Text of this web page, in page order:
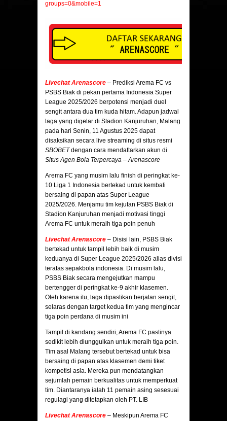
groups=0&mobile=1
Livechat Arenascore – Prediksi Arema FC vs
PSBS Biak di pekan pertama Indonesia Super
League 2025/2026 berpotensi menjadi duel
sengit antara dua tim kuda hitam. Adapun jadwal
laga yang digelar di Stadion Kanjuruhan, Malang
pada hari Senin, 11 Agustus 2025 dapat
disaksikan secara live streaming di situs resmi
SBOBETdengan cara mendaftarkan akun di
Situs Agen Bola Terpercaya – Arenascore
Arema FC yang musim lalu finish di peringkat ke-
10 Liga 1 Indonesia bertekad untuk kembali
bersaing di papan atas Super League
2025/2026. Menjamu tim kejutan PSBS Biak di
Stadion Kanjuruhan menjadi motivasi tinggi
Arema FC untuk meraih tiga poin penuh
Livechat Arenascore – Disisi lain, PSBS Biak
bertekad untuk tampil lebih baik di musim
keduanya di Super League 2025/2026 alias divisi
teratas sepakbola indonesia. Di musim lalu,
PSBS Biak secara mengejutkan mampu
bertengger di peringkat ke-9 akhir klasemen.
Oleh karena itu, laga dipastikan berjalan sengit,
selaras dengan target kedua tim yang mengincar
tiga poin perdana di musim ini
Tampil di kandang sendiri, Arema FC pastinya
sedikit lebih diunggulkan untuk meraih tiga poin.
Tim asal Malang tersebut bertekad untuk bisa
bersaing di papan atas klasemen demi tiket
kompetisi asia. Mereka pun mendatangkan
sejumlah pemain berkualitas untuk memperkuat
tim. Diantaranya ialah 11 pemain asing sesesuai
regulagi yang ditetapkan oleh PT. LIB
Livechat Arenascore – Meskipun Arema FC